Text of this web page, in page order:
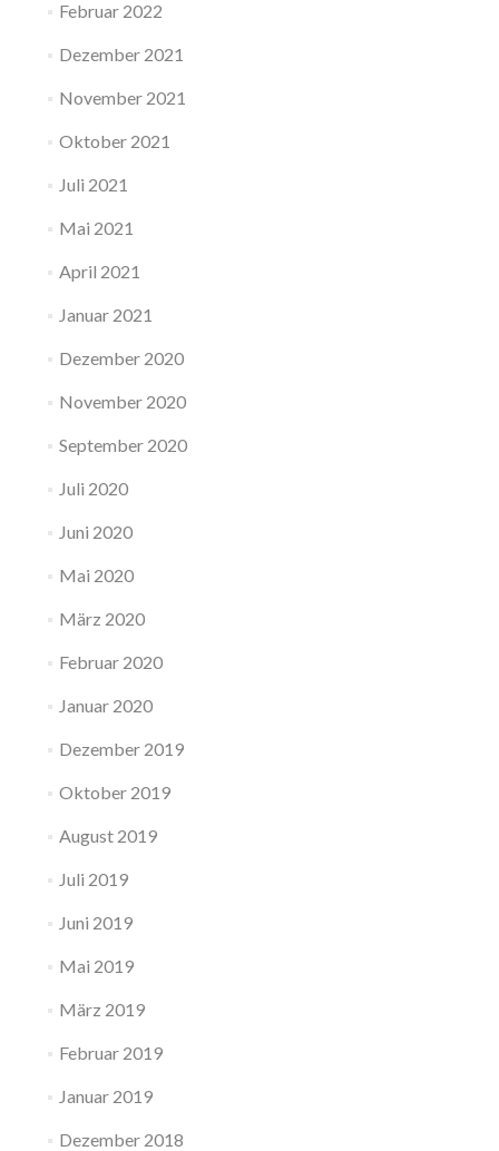
Februar 2022
Dezember 2021
November 2021
Oktober 2021
Juli 2021
Mai 2021
April 2021
Januar 2021
Dezember 2020
November 2020
September 2020
Juli 2020
Juni 2020
Mai 2020
März 2020
Februar 2020
Januar 2020
Dezember 2019
Oktober 2019
August 2019
Juli 2019
Juni 2019
Mai 2019
März 2019
Februar 2019
Januar 2019
Dezember 2018